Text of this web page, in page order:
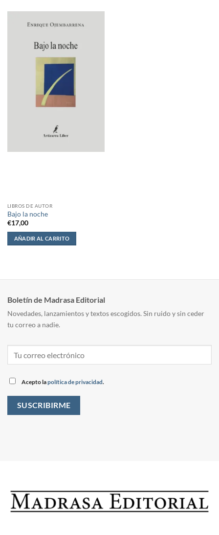
LIBROS DE AUTOR
Bajo la noche
€17,00
AÑADIR AL CARRITO
Boletín de Madrasa Editorial
Novedades, lanzamientos y textos escogidos. Sin ruido y sin ceder
tu correo a nadie.
Acepto lapolítica de privacidad.